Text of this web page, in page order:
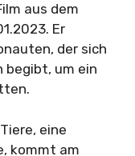
aus dem
Er
der sich
begibt, um ein
eine
kommt am